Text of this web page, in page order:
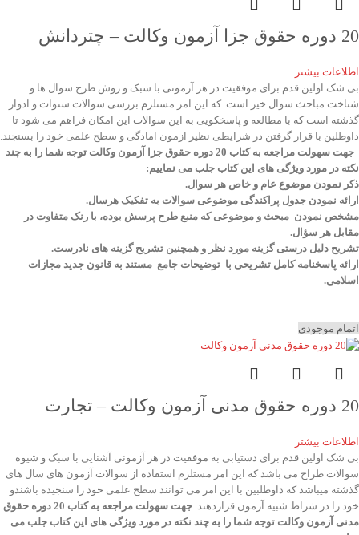
20 دوره حقوق جزا آزمون وکالت – چتردانش
اطلاعات بیشتر
بی شک اولین قدم برای موفقیت در هر آزمونی با سبک و روش طرح سوال ها و
شناخت مباحث سوال خیز است که این امر مستلزم بررسی سوالات سنوات و ادوار
گذشته است که با مطالعه و پاسخکویی به این سوالات این امکان فراهم می شود تا
داوطلین با قرار گرفتن در شرایطی نظیر ازمون امادگی و سطح علمی خود را بسنجند.
جهت سهولت مراجعه به کتاب 20 دوره حقوق جزا آزمون وکالت توجه شما را به چند
نکته در مورد ویژگی های این کتاب جلب می نماییم:
ذکر نمودن موضوع عام و خاص هر سوال.
ارائه نمودن جدول پراکندگی موضوعی سوالات به تفکیک هرسال.
مشخص نمودن مبحث و موضوعی که منبع طرح پرسش بوده، با رنک متفاوت در
مقابل هر سؤال.
تشریح دلیل درستی گزینه مورد نظر و همچنین تشریح گزینه های نادرست.
ارائه پاسخنامه کامل تشریحی با توضیحات جامع مستند به قانون جدید مجازات
اسلامی.
اتمام موجودی
20 دوره حقوق مدنی آزمون وکالت – تجارت
اطلاعات بیشتر
بی شک اولین قدم برای دستیابی به موفقیت در هر آزمونی آشنایی با سبک و شیوه
سوالات طراح می باشد که این امر مستلزم استفاده از سوالات آزمون های سال های
گذشته میباشد که داوطلبین با این امر می توانند سطح علمی خود را سنجیده باشندو
خود را در شراط شبیه آزمون قراردهند.
جهت سهولت مراجعه به کتاب 20 دوره حقوق
مدنی آزمون وکالت توجه شما را به چند نکته در مورد ویژگی های این کتاب جلب می